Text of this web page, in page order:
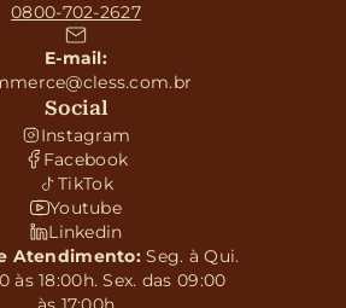
0800-702-2627
E-mail:
Social
Instagram
Facebook
TikTok
Youtube
Linkedin
Atendimento:Seg. à Qui.
às 18:00h. Sex. das 09:00